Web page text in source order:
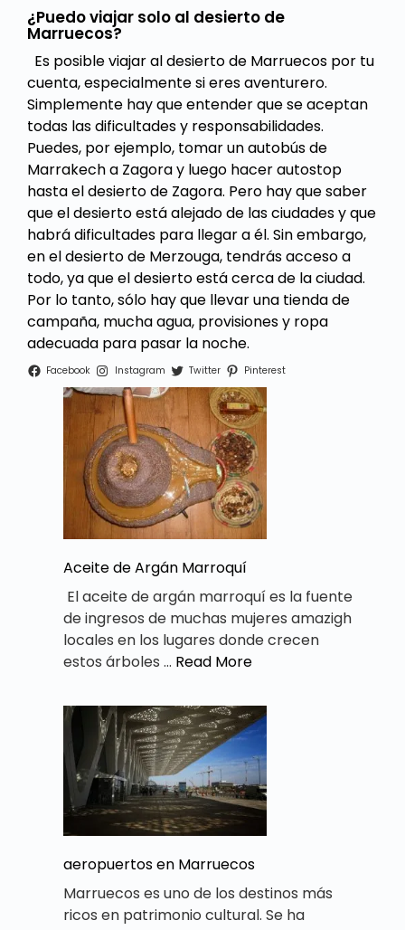
¿Puedo viajar solo al desierto de
Marruecos?
Es posible viajar al desierto de Marruecos por tu
cuenta, especialmente si eres aventurero.
Simplemente hay que entender que se aceptan
todas las dificultades y responsabilidades.
Puedes, por ejemplo, tomar un autobús de
Marrakech a Zagoray luego hacer autostop
hasta el desierto de Zagora. Pero hay que saber
que el desierto está alejado de las ciudades y que
habrá dificultades para llegar a él. Sin embargo,
en el desierto de Merzouga, tendrás acceso a
todo, ya que el desierto está cerca de la ciudad.
Por lo tanto, sólo hay que llevar una tienda de
campaña, mucha agua, provisiones y ropa
adecuada para pasar la noche.
Facebook Instagram Twitter Pinterest
Aceite de Argán Marroquí
El aceite de argán marroquí es la fuente
de ingresos de muchas mujeres amazigh
locales en los lugares donde crecen
estos árboles … Read More
aeropuertos en Marruecos
Marruecos es uno de los destinos más
ricos en patrimonio cultural. Se ha